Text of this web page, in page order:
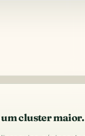
um cluster maior.